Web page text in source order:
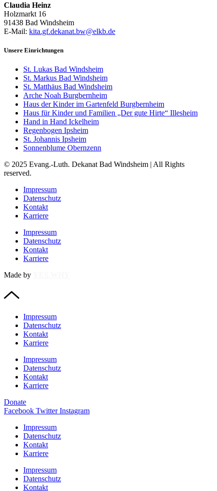
Claudia Heinz
Holzmarkt 16
91438 Bad Windsheim
E-Mail: kita.gf.dekanat.bw@elkb.de
Unsere Einrichtungen
St. Lukas Bad Windsheim
St. Markus Bad Windsheim
St. Matthäus Bad Windsheim
Arche Noah Burgbernheim
Haus der Kinder im Gartenfeld Burgbernheim
Haus für Kinder und Familien „Der gute Hirte“ Illesheim
Hand in Hand Ickelheim
Regenbogen Ipsheim
St. Johannis Ipsheim
Sonnenblume Obernzenn
© 2025 Evang.-Luth. Dekanat Bad Windsheim | All Rights
reserved.
Impressum
Datenschutz
Kontakt
Karriere
Impressum
Datenschutz
Kontakt
Karriere
Made by
Impressum
Datenschutz
Kontakt
Karriere
Impressum
Datenschutz
Kontakt
Karriere
Donate
Facebook Twitter Instagram
Impressum
Datenschutz
Kontakt
Karriere
Impressum
Datenschutz
Kontakt